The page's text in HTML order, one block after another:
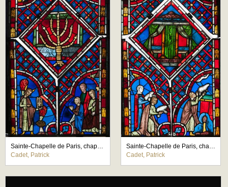
Sainte-Chapelle de Paris, chapelle haute, cinq panneaux figurés de la baie N (6e fenêtre nord, L'Exode)
Cadet, Patrick
Sainte-Chapelle de Paris, chapelle haute, cinq panneaux figurés de la baie N (6e fenêtre nord, L'Exode)
Cadet, Patrick